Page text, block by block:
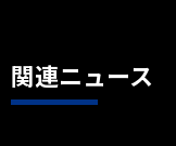
関連ニュース